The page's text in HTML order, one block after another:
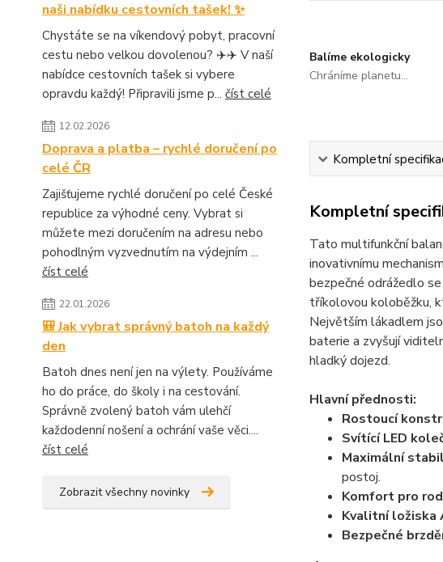
naši nabídku cestovních tašek! ✨
Chystáte se na víkendový pobyt, pracovní
cestu nebo velkou dovolenou? ✈️✈️ V naší
nabídce cestovních tašek si vybere
opravdu každý! Připravili jsme p... číst celé
12.02.2026
Doprava a platba – rychlé doručení po
celé ČR
Zajišťujeme rychlé doručení po celé České
republice za výhodné ceny. Vybrat si
můžete mezi doručením na adresu nebo
pohodlným vyzvednutím na výdejním ...
číst celé
22.01.2026
🎒 Jak vybrat správný batoh na každý
den
Batoh dnes není jen na výlety. Používáme
ho do práce, do školy i na cestování.
Správně zvolený batoh vám ulehčí
každodenní nošení a ochrání vaše věci....
číst celé
Zobrazit všechny novinky
Balíme ekologicky
Chráníme planetu...
Kompletní
Kompletní
Tato multifunkční
inovativnímu
bezpečné odrážedlo
tříkolovou koloběžku,
Největším lákadlem
baterie a zvyšují
hladký dojezd.
Hlavní přednosti:
Rostoucí
Svítící LED
Maximální
postoj.
Komfort pro
Kvalitní ložiska
Bezpečné